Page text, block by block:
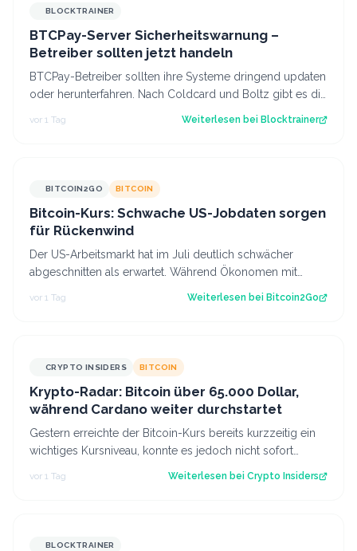
BLOCKTRAINER
BTCPay-Server Sicherheitswarnung –
Betreiber sollten jetzt handeln
BTCPay-Betreiber sollten ihre Systeme dringend updaten
oder herunterfahren. Nach Coldcard und Boltz gibt es die
vor 1 Tag Weiterlesen bei Blocktrainer
BITCOIN2GO BITCOIN
Bitcoin-Kurs: Schwache US-Jobdaten sorgen
für Rückenwind
Der US-Arbeitsmarkt hat im Juli deutlich schwächer
abgeschnitten als erwartet. Während Ökonomen mit
einem Stellenaufbau gerechnet hatten, gi…
vor 1 Tag Weiterlesen bei Bitcoin2Go
CRYPTO INSIDERS BITCOIN
Krypto-Radar: Bitcoin über 65.000 Dollar,
während Cardano weiter durchstartet
Gestern erreichte der Bitcoin-Kurs bereits kurzzeitig ein
wichtiges Kursniveau, konnte es jedoch nicht sofort
vor 1 Tag Weiterlesen bei Crypto Insiders
BLOCKTRAINER